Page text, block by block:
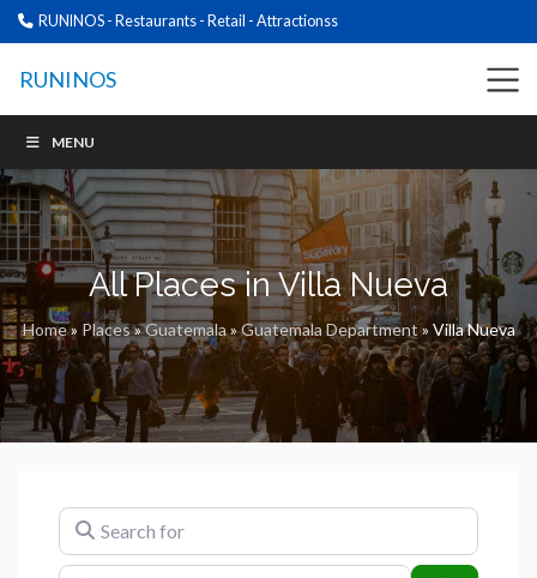
RUNINOS - Restaurants - Retail - Attractionss
RUNINOS
MENU
All Places in Villa Nueva
Home» Places»Guatemala»Guatemala Department»Villa Nueva
Search for